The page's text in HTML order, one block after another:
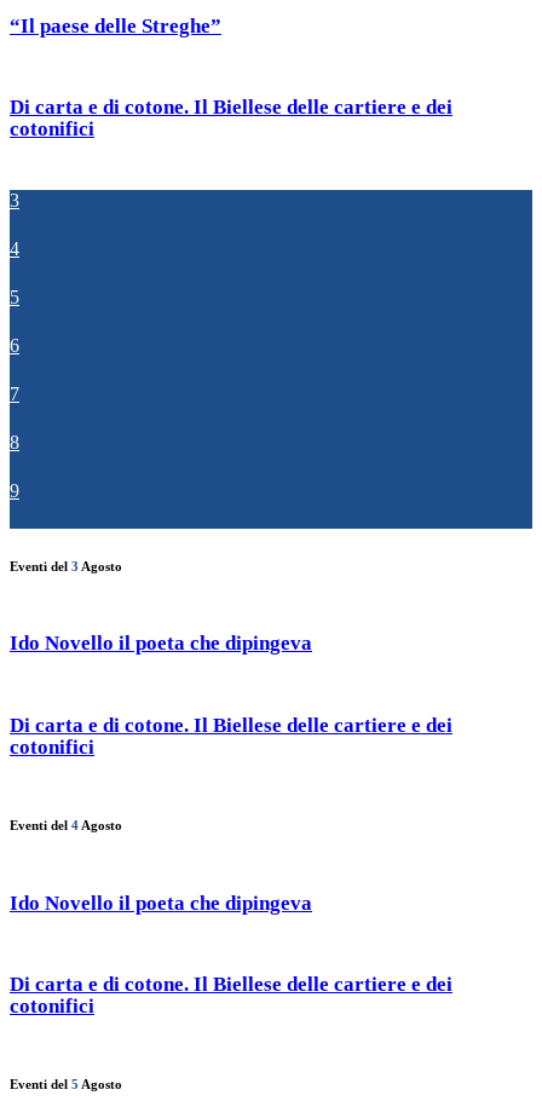
“Il paese delle Streghe”
Di carta e di cotone. Il Biellese delle cartiere e dei
cotonifici
3
4
5
6
7
8
9
Eventi del 3 Agosto
Ido Novello il poeta che dipingeva
Di carta e di cotone. Il Biellese delle cartiere e dei
cotonifici
Eventi del 4 Agosto
Ido Novello il poeta che dipingeva
Di carta e di cotone. Il Biellese delle cartiere e dei
cotonifici
Eventi del 5 Agosto